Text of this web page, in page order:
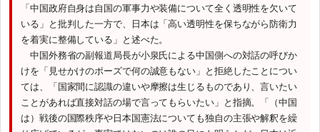
「中国政府自身は自国の軍事力や装備について全く透明性を欠いて
いる」と批判した一方で、日本は「高い透明性を保ちながら防衛力
を着実に整備している」と述べた。
中国外務省の副報道局長が小泉氏による中国側への対話の呼びか
けを「見せかけのポーズで何の誠意もない」と拒絶したことについ
ては、「国家間に認識の違いや摩擦は生じるものであり、言いたい
ことがあれば直接対話の場で言ってもらいたい」と指摘。「（中国
は）戦後の国際秩序や日本国憲法についても独自の主張や解釈を繰